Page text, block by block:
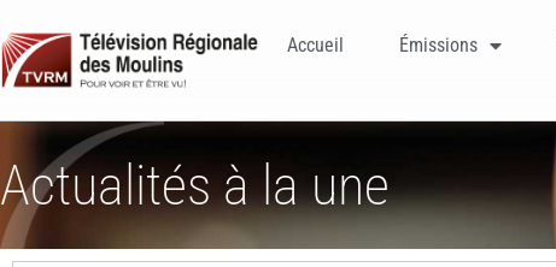
Accueil Émissions
Actualités à la une